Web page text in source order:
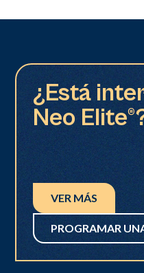
¿Está
Neo
VER MÁS
PROGRAMAR